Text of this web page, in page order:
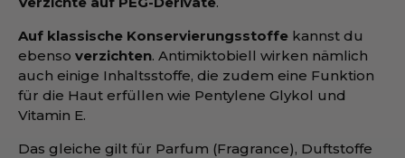
Auf klassische Konservierungsstoffe kannst du
ebenso verzichten. Antimiktobiell wirken nämlich
auch einige Inhaltsstoffe, die zudem eine Funktion
für die Haut erfüllen wie Pentylene Glykol und
Vitamin E.
Das gleiche gilt für Parfum (Fragrance), Duftstoffe